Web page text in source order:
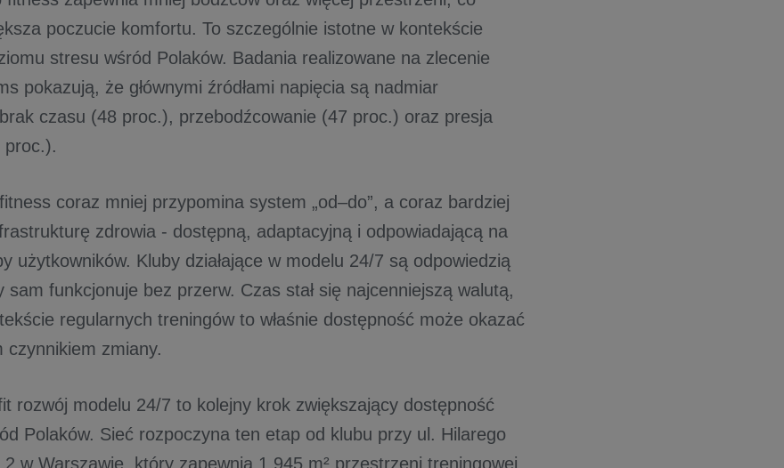
poczucie komfortu. To szczególnie istotne w kontekście
stresu wśród Polaków. Badania realizowane na zlecenie
pokazują, że głównymi źródłami napięcia są nadmiar
czasu (48 proc.), przebodźcowanie (47 proc.) oraz presja
proc.).
coraz mniej przypomina system „od–do”, a coraz bardziej
zdrowia - dostępną, adaptacyjną i odpowiadającą na
użytkowników. Kluby działające w modelu 24/7 są odpowiedzią
sam funkcjonuje bez przerw. Czas stał się najcenniejszą walutą,
regularnych treningów to właśnie dostępność może okazać
czynnikiem zmiany.
rozwój modelu 24/7 to kolejny krok zwiększający dostępność
Polaków. Sieć rozpoczyna ten etap od klubu przy ul. Hilarego
w Warszawie, który zapewnia 1 945 m² przestrzeni treningowej,